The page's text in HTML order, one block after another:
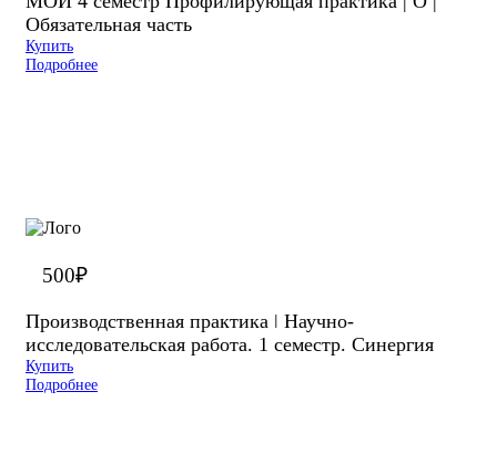
Обязательная часть
Купить
Подробнее
500₽
Производственная практика ǀ Научно-
исследовательская работа. 1 семестр. Синергия
Купить
Подробнее